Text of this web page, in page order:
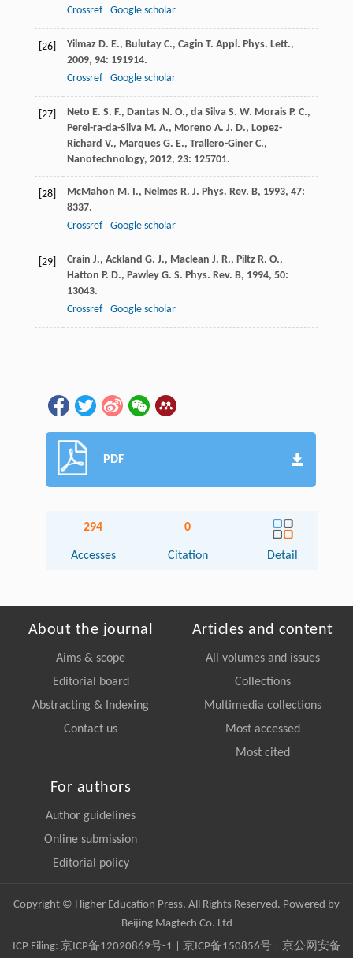
Crossref
Google scholar
[26] Yilmaz D. E., Bulutay C., Cagin T. Appl. Phys. Lett.,
2009, 94: 191914.
Crossref
Google scholar
[27] Neto E. S. F., Dantas N. O., da Silva S. W. Morais P. C.,
Perei-ra-da-Silva M. A., Moreno A. J. D., Lopez-
Richard V., Marques G. E., Trallero-Giner C.,
Nanotechnology, 2012, 23: 125701.
[28] McMahon M. I., Nelmes R. J. Phys. Rev. B, 1993, 47:
8337.
Crossref
Google scholar
[29] Crain J., Ackland G. J., Maclean J. R., Piltz R. O.,
Hatton P. D., Pawley G. S. Phys. Rev. B, 1994, 50:
13043.
Crossref
Google scholar
PDF
294
Accesses
0
Citation Detail
About the journal
Aims & scope
Editorial board
Abstracting & Indexing
Contact us
Articles and content
All volumes and issues
Collections
Multimedia collections
Most accessed
Most cited
For authors
Author guidelines
Online submission
Editorial policy
Copyright © Higher Education Press, All Rights Reserved. Powered by
Beijing Magtech Co. Ltd
ICP Filing: 京ICP备12020869号-1 京ICP备150856号| 京公网安备